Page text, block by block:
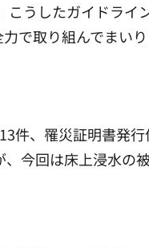
うしたガイドライ
で取り組んでまい
件、罹災証明書発
今回は床上浸水の